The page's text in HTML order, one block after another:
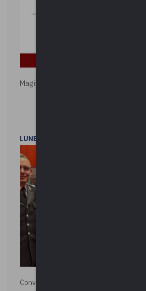
Magistratura e Costituzione. Le ragioni
LUNEDì 1 DICEMBRE 2025
Convegno “La Polizia Locale per la